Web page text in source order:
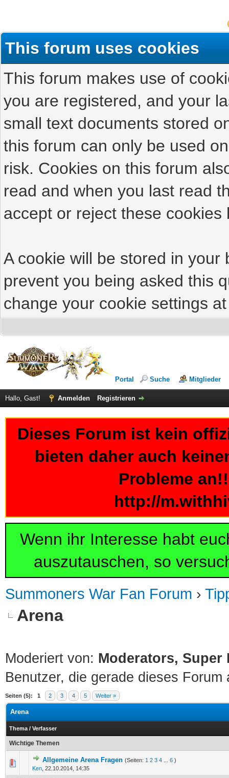
This forum uses cookies
This forum makes use of
you are registered, and your
small text documents stored
this forum can only be used
risk. Cookies on this forum
read and when you last read
accept or reject these cookies
A cookie will be stored in
prevent you being asked this
change your cookie settings
Portal Suche Mitglieder
Hallo, Gast! Anmelden Registrieren
Dieses Forum ist kein
bieten daher auch
Probleme
http://
Wenn ihr Interesse habt
auszutauschen, so
Summoners War Fan Forum ›
Arena
Moderiert von: Moderators, Super
Benutzer, die gerade dieses
Seiten (5): 1 2 3 4 5 Weiter »
Arena
Thema / Verfasser
Wichtige Themen
Allgemeine Arena Fragen (Seiten: 1 2 3 4 6 )
Ken 22.10.2014, 14:35
0 Bewertung(en) - 0 von 5 durchschnittlich
12345